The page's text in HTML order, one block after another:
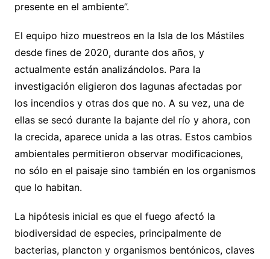
presente en el ambiente”.
El equipo hizo muestreos en la Isla de los Mástiles
desde fines de 2020, durante dos años, y
actualmente están analizándolos. Para la
investigación eligieron dos lagunas afectadas por
los incendios y otras dos que no. A su vez, una de
ellas se secó durante la bajante del río y ahora, con
la crecida, aparece unida a las otras. Estos cambios
ambientales permitieron observar modificaciones,
no sólo en el paisaje sino también en los organismos
que lo habitan.
La hipótesis inicial es que el fuego afectó la
biodiversidad de especies, principalmente de
bacterias, plancton y organismos bentónicos, claves